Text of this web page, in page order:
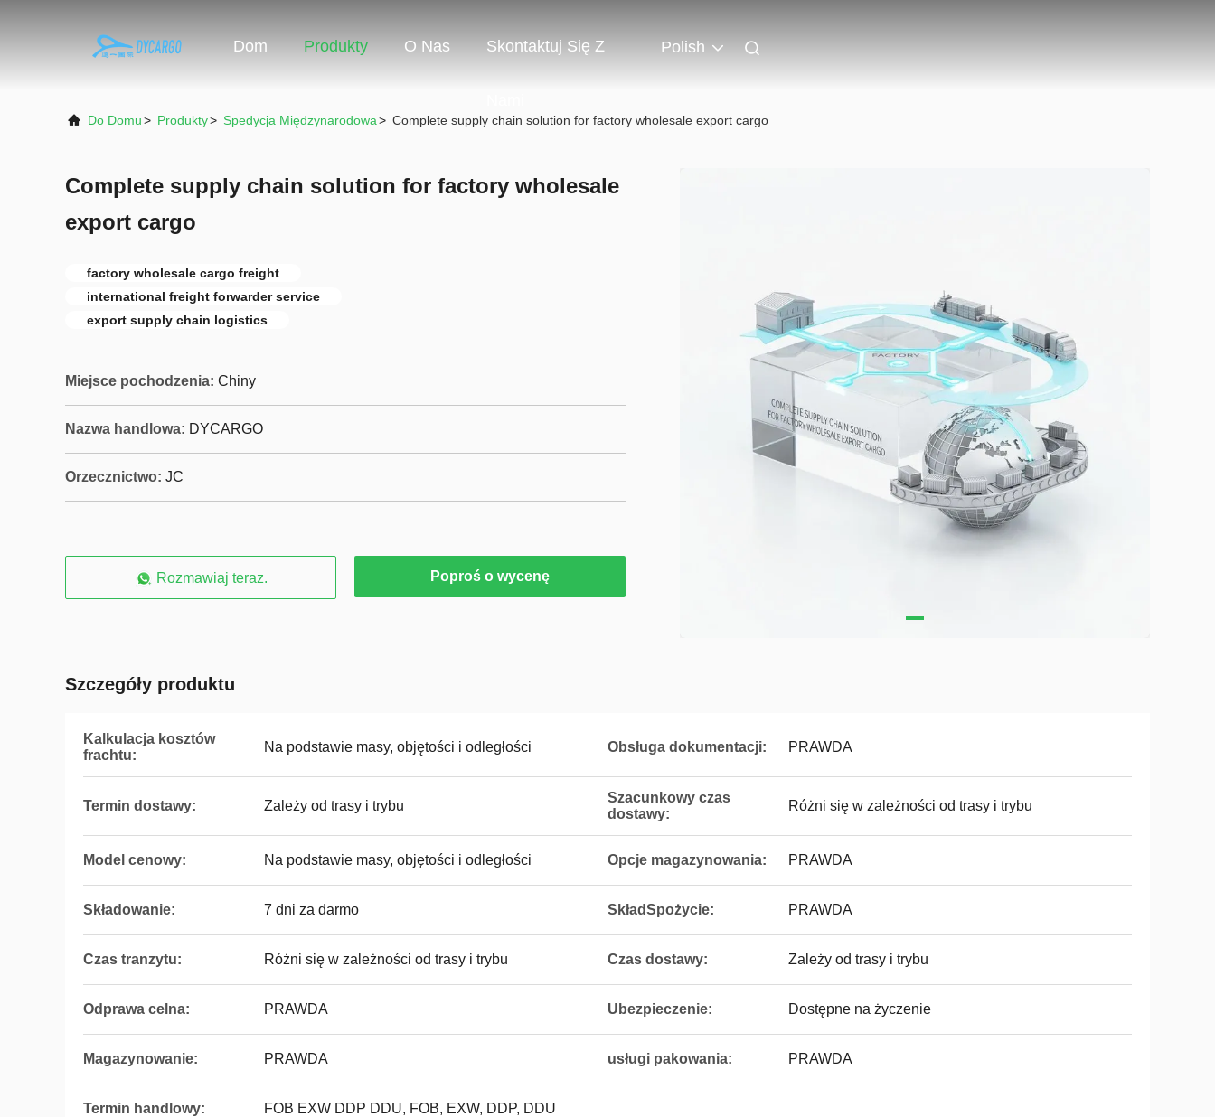
Dom Produkty O Nas Skontaktuj Się Z Polish
Do Domu> Produkty> Spedycja Międzynarodowa> Complete supply chain solution for factory wholesale export cargo
Complete supply chain solution for factory wholesale
export cargo
factory wholesale cargo freight
international freight forwarder service
export supply chain logistics
Miejsce pochodzenia: Chiny
Nazwa handlowa: DYCARGO
Orzecznictwo: JC
Rozmawiaj teraz. Poproś o wycenę
Szczegóły produktu
Kalkulacja kosztów
frachtu:
Na podstawie masy, objętości i odległości Obsługa dokumentacji: PRAWDA
Termin dostawy: Zależy od trasy i trybu
Szacunkowy czas
dostawy:
Różni się w zależności od trasy i trybu
Model cenowy: Na podstawie masy, objętości i odległości Opcje magazynowania: PRAWDA
Składowanie: 7 dni za darmo SkładSpożycie: PRAWDA
Czas tranzytu: Różni się w zależności od trasy i trybu Czas dostawy: Zależy od trasy i trybu
Odprawa celna: PRAWDA Ubezpieczenie: Dostępne na życzenie
Magazynowanie: PRAWDA usługi pakowania: PRAWDA
Termin handlowy: FOB EXW DDP DDU, FOB, EXW, DDP, DDU